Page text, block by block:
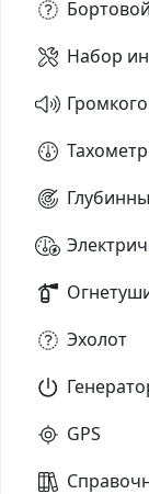
Набор
Тахометр
Эхолот
GPS